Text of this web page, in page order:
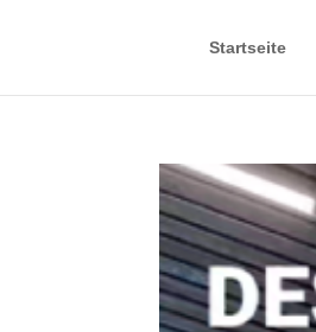
Startseite